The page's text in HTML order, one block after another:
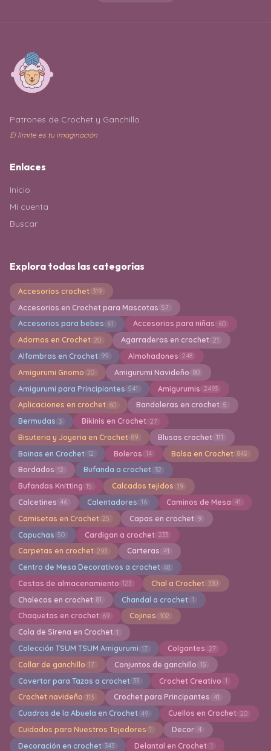
Patrones de Crochet y Ganchillo
El límite es tu imaginación
Enlaces
Inicio
Mi cuenta
Buscar
Explora todas las categorías
Accesorios crochet 319
Accesorios en Crochet para Mascotas 57
Accesorios para bebes 61 Accesorios para niñas 60
Adornos en Crochet 20 Agarraderas en crochet 21
Alfombras en Crochet 99 Almohadones 248
Amigurumi Gnomo 20 Amigurumi Navideño 80
Amigurumi para Principiantes 541 Amigurumis 2493
Aplicaciones en crochet 60 Bandoleras en crochet 5
Bermudas 3 Bikinis en Crochet 27
Bisuteria y Joyeria en Crochet 89 Blusas crochet 111
Boinas en Crochet 12 Boleros 14 Bolsa en Crochet 845
Bordados 12 Bufanda a crochet 32
Bufandas Knitting 15 Calcados tejidos 19
Calcetines 46 Calentadores 16 Caminos de Mesa 41
Camisetas en Crochet 25 Capas en crochet 9
Capuchas 50 Cardigan a crochet 233
Carpetas en crochet 293 Carteras 41
Centro de Mesa Decorativos a crochet 48
Cestas de almacenamiento 123 Chal a Crochet 330
Chalecos en crochet 81 Chandal a crochet 1
Chaquetas en crochet 69 Cojines 102
Cola de Sirena en Crochet 1
Colección TSUM TSUM Amigurumi 17 Colgantes 27
Collar de ganchillo 17 Conjuntos de ganchillo 15
Covertor para Tazas a crochet 33 Crochet Creativo 1
Crochet navideño 113 Crochet para Principantes 41
Cuadros de la Abuela en Crochet 49 Cuellos en Crochet 20
Cuidados para Nuestros Tejedores 1 Decor 4
Decoración en crochet 343 Delantal en Crochet 1